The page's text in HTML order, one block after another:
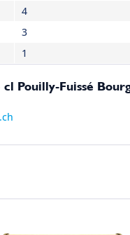
4
3
1
Pouilly-Fuissé